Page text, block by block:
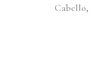
Cabello,